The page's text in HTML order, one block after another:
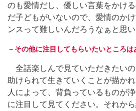
のも愛情だし、優しい言葉をかけ
だ子どもがいないので、愛情のか
ンスって難しいんだろうなぁと思
－その他に注目してもらいたいところは
全話楽しんで見ていただきたい
助けられて生きていくことが描か
人によって、背負っているものが
に注目して見てください。それか